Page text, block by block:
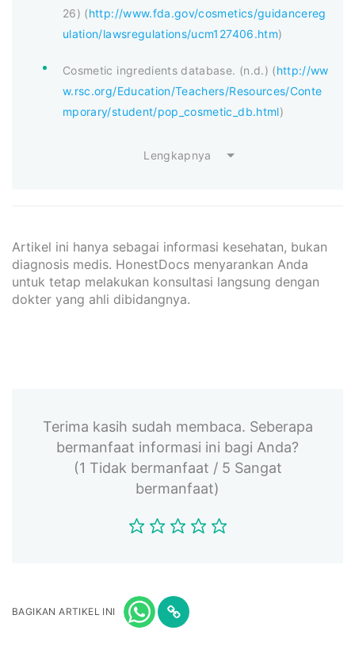
26) (http://www.fda.gov/cosmetics/guidancereg
ulation/lawsregulations/ucm127406.htm)
Cosmetic ingredients database. (n.d.) (http://ww
w.rsc.org/Education/Teachers/Resources/Conte
mporary/student/pop_cosmetic_db.html)
Lengkapnya
Artikel ini hanya sebagai informasi kesehatan, bukan
diagnosis medis. HonestDocs menyarankan Anda
untuk tetap melakukan konsultasi langsung dengan
dokter yang ahli dibidangnya.
Terima kasih sudah membaca. Seberapa
bermanfaat informasi ini bagi Anda?
(1 Tidak bermanfaat / 5 Sangat
bermanfaat)
BAGIKAN ARTIKEL INI